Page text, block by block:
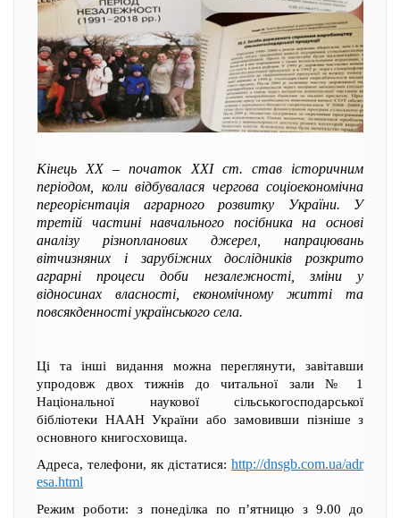
Кінець ХХ – початок ХХІ ст. став історичним
періодом, коли відбувалася чергова соціоекономічна
переорієнтація аграрного розвитку України. У
третій частині навчального посібника на основі
аналізу різнопланових джерел, напрацювань
вітчизняних і зарубіжних дослідників розкрито
аграрні процеси доби незалежності, зміни у
відносинах власності, економічному житті та
повсякденності українського села.
Ці та інші видання можна переглянути, завітавши
упродовж двох тижнів до читальної зали № 1
Національної наукової сільськогосподарської
бібліотеки НААН України або замовивши пізніше з
основного книгосховища.
Адреса, телефони, як дістатися: http://dnsgb.com.ua/adr
esa.html
Режим роботи: з понеділка по п’ятницю з 9.00 до